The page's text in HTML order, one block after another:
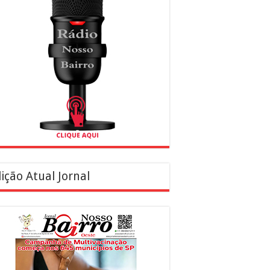
Atual Jornal